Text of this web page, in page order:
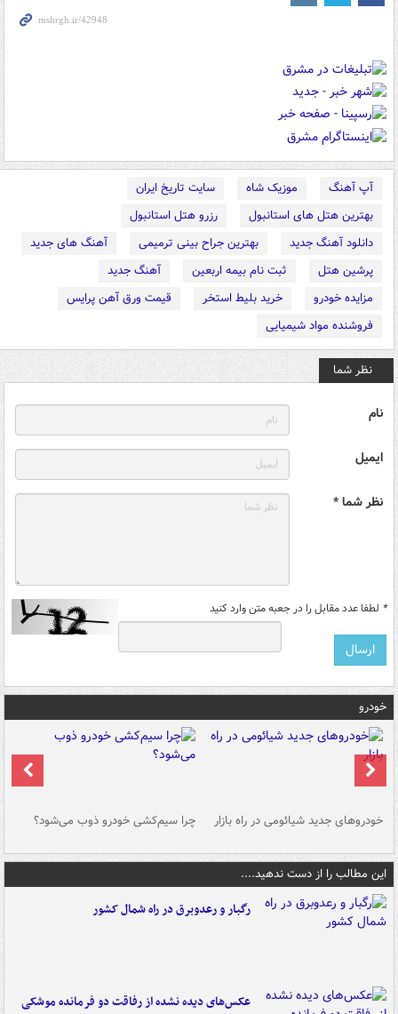
آپ آهنگ موزیک شاه
سایت تاریخ ایران
بهترین هتل های استانبول
رزرو هتل استانبول
دانلود آهنگ جدید
بهترین جراح بینی ترمیمی
آهنگ های جدید
پرشین هتل
ثبت نام بیمه اربعین
آهنگ جدید
مزایده خودرو
خرید بلیط استخر
قیمت ورق آهن پرایس
فروشنده مواد شیمیایی
نظر شما
نام
ایمیل
نظر شما *
* لطفا عدد مقابل را در جعبه متن وارد کنید
خودرو
خودروهای جدید شیائومی در راه بازار چرا سیم‌کشی خودرو ذوب می‌شود؟
این مطالب را از دست ندهید....
رگبار و رعدوبرق در راه شمال کشور
عکس‌های دیده نشده از رفاقت دو فرمانده‌ موشکی